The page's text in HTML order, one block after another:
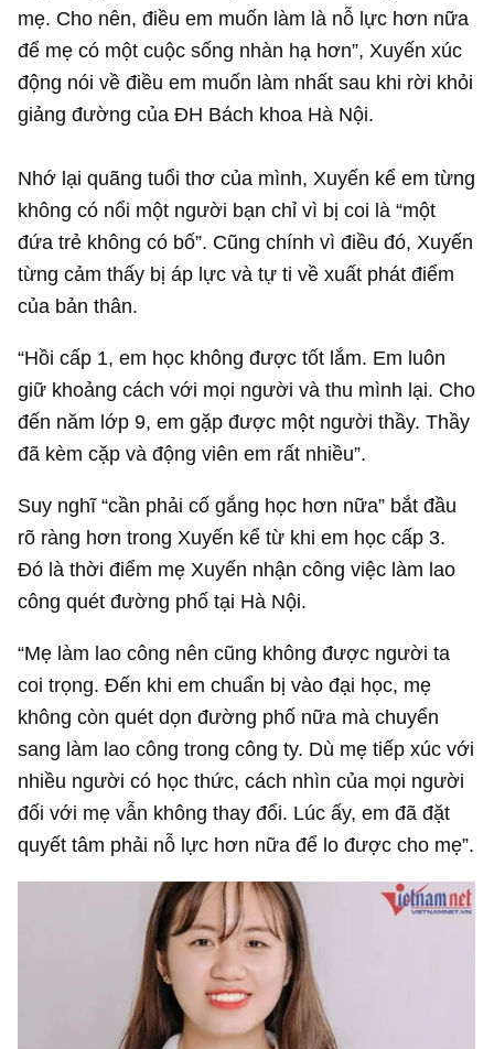
mẹ. Cho nên, điều em muốn làm là nỗ lực hơn nữa
để mẹ có một cuộc sống nhàn hạ hơn”, Xuyến xúc
động nói về điều em muốn làm nhất sau khi rời khỏi
giảng đường của ĐH Bách khoa Hà Nội.
Nhớ lại quãng tuổi thơ của mình, Xuyến kể em từng
không có nổi một người bạn chỉ vì bị coi là “một
đứa trẻ không có bố”. Cũng chính vì điều đó, Xuyến
từng cảm thấy bị áp lực và tự ti về xuất phát điểm
của bản thân.
“Hồi cấp 1, em học không được tốt lắm. Em luôn
giữ khoảng cách với mọi người và thu mình lại. Cho
đến năm lớp 9, em gặp được một người thầy. Thầy
đã kèm cặp và động viên em rất nhiều”.
Suy nghĩ “cần phải cố gắng học hơn nữa” bắt đầu
rõ ràng hơn trong Xuyến kể từ khi em học cấp 3.
Đó là thời điểm mẹ Xuyến nhận công việc làm lao
công quét đường phố tại Hà Nội.
“Mẹ làm lao công nên cũng không được người ta
coi trọng. Đến khi em chuẩn bị vào đại học, mẹ
không còn quét dọn đường phố nữa mà chuyển
sang làm lao công trong công ty. Dù mẹ tiếp xúc với
nhiều người có học thức, cách nhìn của mọi người
đối với mẹ vẫn không thay đổi. Lúc ấy, em đã đặt
quyết tâm phải nỗ lực hơn nữa để lo được cho mẹ”.